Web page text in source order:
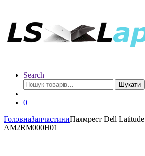
Search
Шукати
0
ГоловнаЗапчастиниПалмрест Dell
AM2RM000H01